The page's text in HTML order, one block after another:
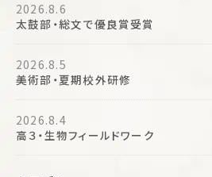
2026.8.6
太鼓部・総文で優良賞受賞
2026.8.5
美術部・夏期校外研修
2026.8.4
高３・生物フィールドワーク